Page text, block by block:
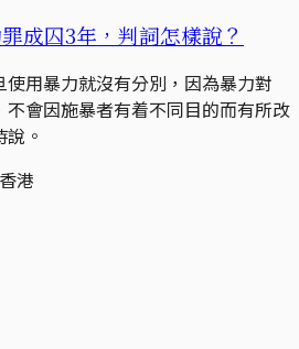
成囚3年，判詞怎樣說？
使用暴力就沒有分別，因為暴力對
不會因施暴者有着不同目的而有所改
。
港